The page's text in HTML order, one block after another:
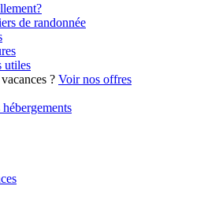
de randonnée
utiles
? Voir nos offres